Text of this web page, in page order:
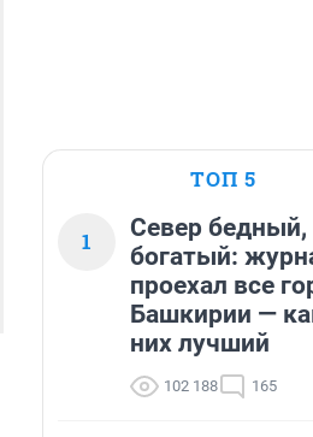
ТОП 5
1
Север бедный,
богатый:
проехал все
Башкирии —
них лучший
102 188 165